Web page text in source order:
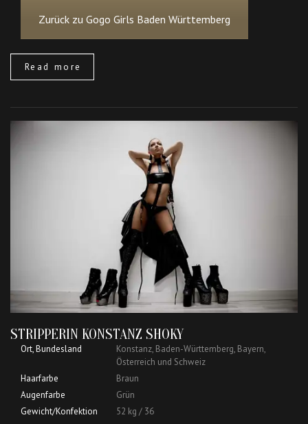
Zurück zu Gogo Girls Baden Württemberg
Read more
STRIPPERIN KONSTANZ SHOKY
Ort, Bundesland
Konstanz, Baden-Württemberg, Bayern,
Österreich und Schweiz
Haarfarbe
Braun
Augenfarbe
Grün
Gewicht/Konfektion
52 kg / 36